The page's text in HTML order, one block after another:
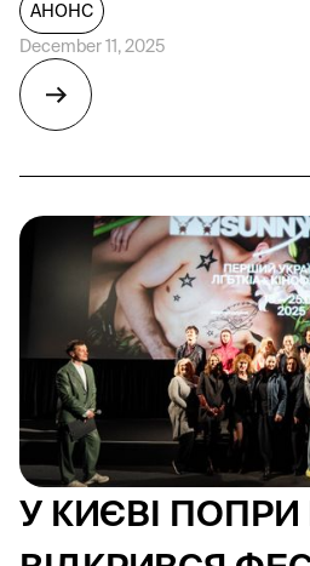
АНОНС
December 11, 2025
У КИЄВІ